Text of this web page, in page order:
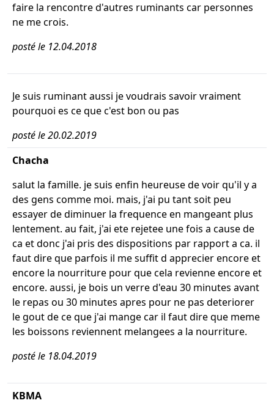
faire la rencontre d'autres ruminants car personnes
ne me crois.
posté le 12.04.2018
Je suis ruminant aussi je voudrais savoir vraiment
pourquoi es ce que c'est bon ou pas
posté le 20.02.2019
Chacha
salut la famille. je suis enfin heureuse de voir qu'il y a
des gens comme moi. mais, j'ai pu tant soit peu
essayer de diminuer la frequence en mangeant plus
lentement. au fait, j'ai ete rejetee une fois a cause de
ca et donc j'ai pris des dispositions par rapport a ca. il
faut dire que parfois il me suffit d apprecier encore et
encore la nourriture pour que cela revienne encore et
encore. aussi, je bois un verre d'eau 30 minutes avant
le repas ou 30 minutes apres pour ne pas deteriorer
le gout de ce que j'ai mange car il faut dire que meme
les boissons reviennent melangees a la nourriture.
posté le 18.04.2019
KBMA